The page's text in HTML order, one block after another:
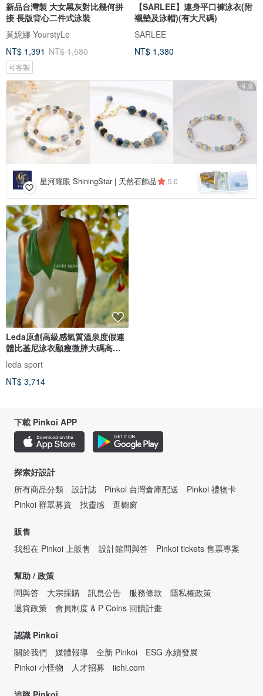
新品台灣製 大女黑灰對比幾何拼
接 長版背心二件式泳裝
莫妮娜 YourstyLe
NT$ 1,391 NT$ 1,580
可客製
【SARLEE】連身平口褲泳衣(附
襯墊及泳帽)(有大尺碼)
SARLEE
NT$ 1,380
推廣
星河耀眼 ShiningStar | 天然石飾品 5.0
Leda原創高級感氣質溫泉度假連
體比基尼泳衣顯瘦微胖大碼高開
衩女
leda sport
NT$ 3,714
下載 Pinkoi APP
探索好設計
所有商品分類
設計誌 Pinkoi 台灣倉庫配送
Pinkoi 禮物卡
Pinkoi 群眾募資
找靈感 逛櫥窗
販售
我想在 Pinkoi 上販售
設計館問與答 Pinkoi tickets 售票專案
幫助 / 政策
問與答
大宗採購 訊息公告 服務條款
隱私權政策
退貨政策
會員制度 & P Coins 回饋計畫
認識 Pinkoi
關於我們
媒體報導 全新 Pinkoi
ESG 永續發展
Pinkoi 小怪物
人才招募 iichi.com